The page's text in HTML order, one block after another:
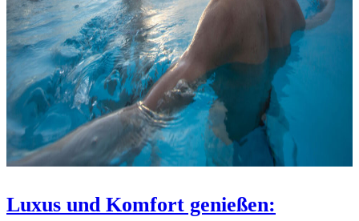
Luxus und Komfort genießen: